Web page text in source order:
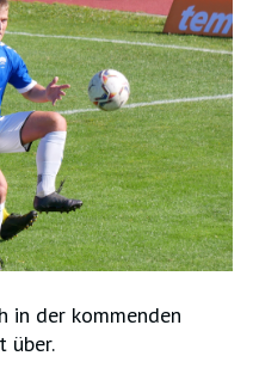
in der kommenden
über.